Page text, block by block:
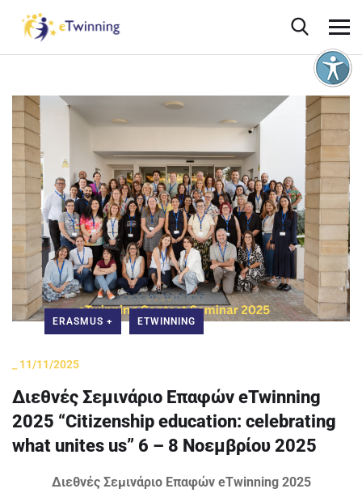
ERASMUS + ETWINNING
11/11/2025
Διεθνές Σεμινάριο Επαφών eTwinning
2025 “Citizenship education: celebrating
what unites us” 6 – 8 Νοεμβρίου 2025
Διεθνές Σεμινάριο ΕπαφώνeTwinning 2025